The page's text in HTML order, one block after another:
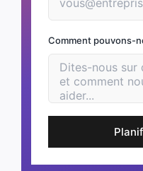
Comment pouvons-